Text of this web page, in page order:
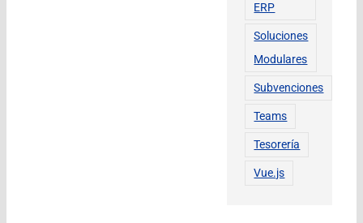
ERP
Soluciones
Modulares
Subvenciones
Teams
Tesorería
Vue.js